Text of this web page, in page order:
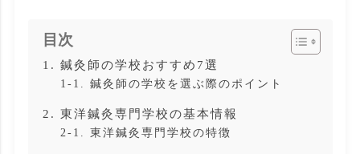
目次
1. 鍼灸師の学校おすすめ7選
1-1. 鍼灸師の学校を選ぶ際のポイント
2. 東洋鍼灸専門学校の基本情報
2-1. 東洋鍼灸専門学校の特徴